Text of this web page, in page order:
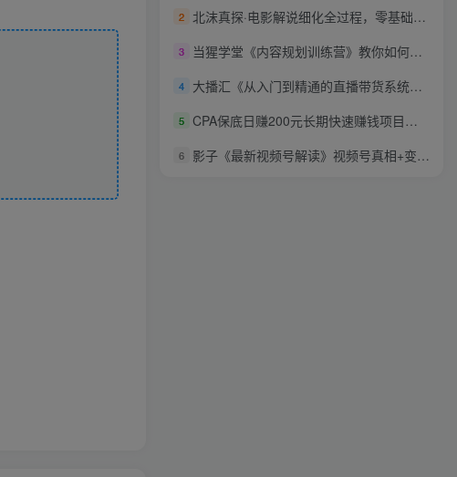
2 北沫真探·电影解说细化全过程，零基础7天学会电影解说月入过万（教程+素材+软件）
3 当猩学堂《内容规划训练营》教你如何做好选题规划和内容规划
4 大播汇《从入门到精通的直播带货系统课》四大导师，带你玩转抖音直播带货
5 CPA保底日赚200元长期快速赚钱项目全7课附源码
6 影子《最新视频号解读》视频号真相+变现玩法